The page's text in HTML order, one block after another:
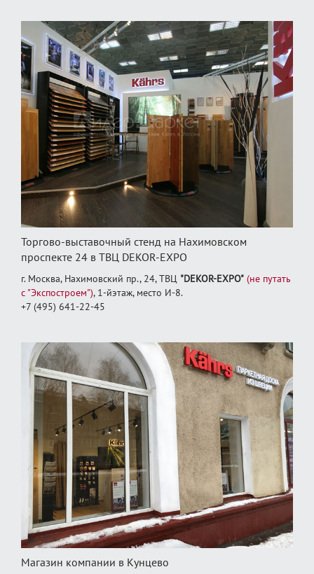
Торгово-выставочный стенд на Нахимовском
проспекте 24 в ТВЦ DEKOR-EXPO
г. Москва, Нахимовский пр., 24, ТВЦ "DEKOR-EXPO" (не путать
с "Экспостроем"), 1‑йэтаж, место И‑8.
+7 (495) 641-22-45
Магазин компании в Кунцево